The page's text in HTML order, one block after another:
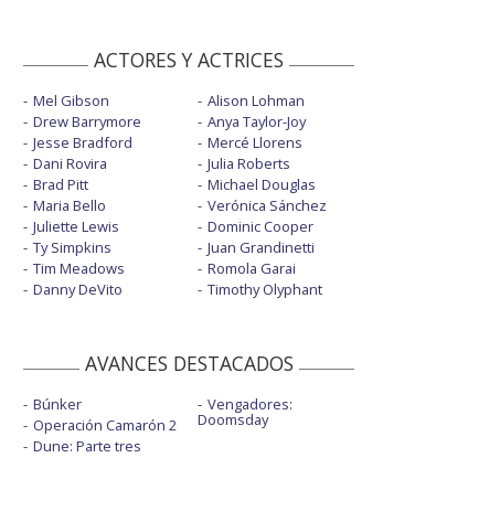
ACTORES Y ACTRICES
Mel Gibson
Drew Barrymore
Jesse Bradford
Dani Rovira
Brad Pitt
Maria Bello
Juliette Lewis
Ty Simpkins
Tim Meadows
Danny DeVito
Alison Lohman
Anya Taylor-Joy
Mercé Llorens
Julia Roberts
Michael Douglas
Verónica Sánchez
Dominic Cooper
Juan Grandinetti
Romola Garai
Timothy Olyphant
AVANCES DESTACADOS
Búnker
Operación Camarón 2
Dune: Parte tres
Vengadores:
Doomsday